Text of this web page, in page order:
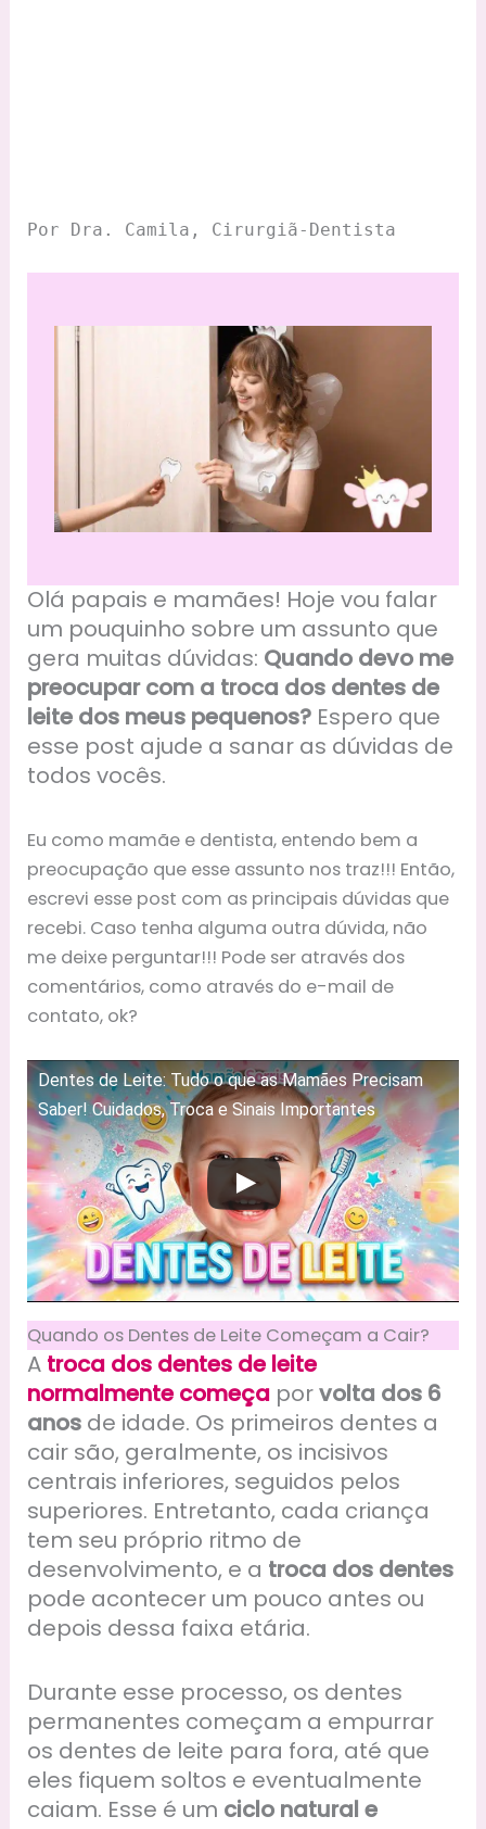
Por Dra. Camila, Cirurgiã-Dentista
Olá papais e mamães! Hoje vou falar
um pouquinho sobre um assunto que
gera muitas dúvidas: Quando devo me
preocupar com a troca dos dentes de
leite dos meus pequenos? Espero que
esse post ajude a sanar as dúvidas de
todos vocês.
Eu como mamãe e dentista, entendo bem a
preocupação que esse assunto nos traz!!! Então,
escrevi esse post com as principais dúvidas que
recebi. Caso tenha alguma outra dúvida, não
me deixe perguntar!!! Pode ser através dos
comentários, como através do e-mail de
contato, ok?
Dentes de Leite: Tudo o que as Mamães Precisam
Saber! Cuidados, Troca e Sinais Importantes
Quando os Dentes de Leite Começam a Cair?
A troca dos dentes de leite
normalmente começa porvolta dos 6
anos de idade. Os primeiros dentes a
cair são, geralmente, os incisivos
centrais inferiores, seguidos pelos
superiores. Entretanto, cada criança
tem seu próprio ritmo de
desenvolvimento, e a troca dos dentes
pode acontecer um pouco antes ou
depois dessa faixa etária.
Durante esse processo, os dentes
permanentes começam a empurrar
os dentes de leite para fora, até que
eles fiquem soltos e eventualmente
caiam. Esse é um ciclo natural e